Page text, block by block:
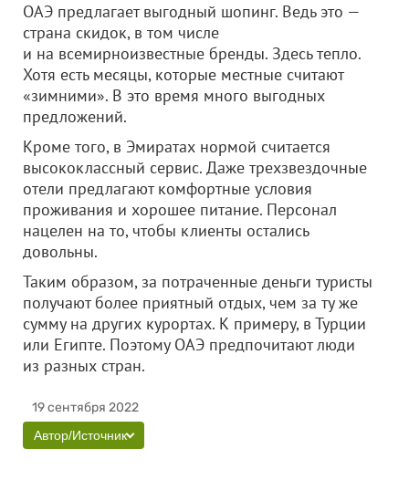
ОАЭ предлагает выгодный шопинг. Ведь это —
страна скидок, в том числе
и на всемирноизвестные бренды. Здесь тепло.
Хотя есть месяцы, которые местные считают
«зимними». В это время много выгодных
предложений.
Кроме того, в Эмиратах нормой считается
высококлассный сервис. Даже трехзвездочные
отели предлагают комфортные условия
проживания и хорошее питание. Персонал
нацелен на то, чтобы клиенты остались
довольны.
Таким образом, за потраченные деньги туристы
получают более приятный отдых, чем за ту же
сумму на других курортах. К примеру, в Турции
или Египте. Поэтому ОАЭ предпочитают люди
из разных стран.
19 сентября 2022
Автор/Источник